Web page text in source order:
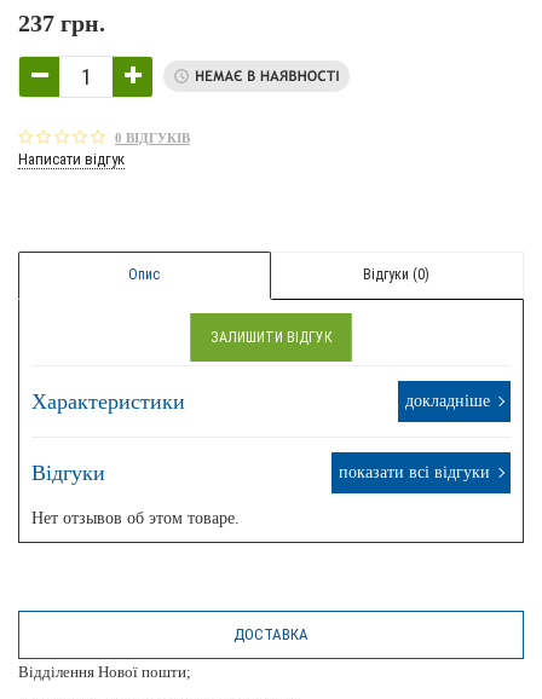
237 грн.
0 ВІДГУКІВ
Написати відгук
ЗАЛИШИТИ ВІДГУК
Опис Відгуки (0)
Характеристики докладніше
Відгуки показати всі відгуки
Нет отзывов об этом товаре.
ДОСТАВКА
Відділення Нової пошти;